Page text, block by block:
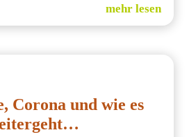
mehr lesen
Corona und wie es